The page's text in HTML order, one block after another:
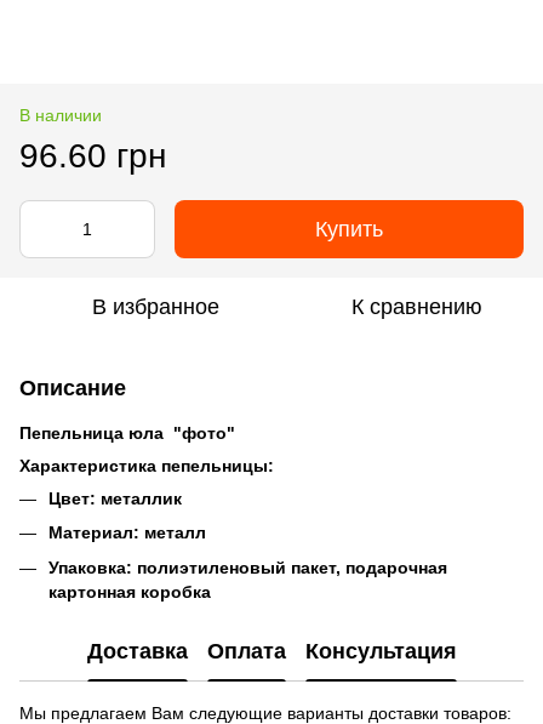
В наличии
96.60 грн
Купить
В избранное К сравнению
Описание
Пепельница юла "фото"
Характеристика пепельницы:
Цвет: металлик
Материал: металл
Упаковка: полиэтиленовый пакет, подарочная
картонная коробка
Доставка Оплата Консультация
Мы предлагаем Вам следующие варианты доставки товаров: